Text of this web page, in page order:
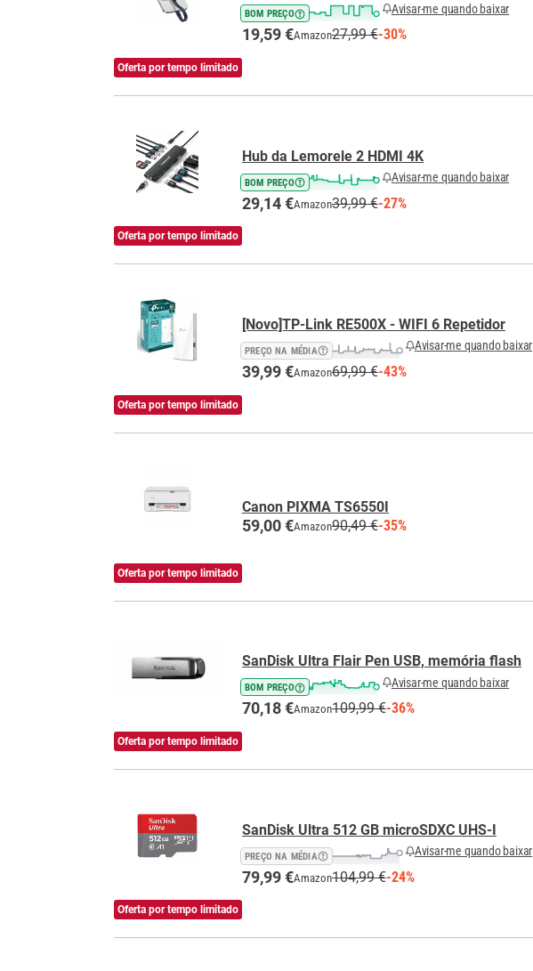
Oferta por tempo limitado
BOM PREÇO Avisar-me quando baixar
19,59 €Amazon27,99 €-30%
Oferta por tempo limitado
Hub da Lemorele 2 HDMI 4K
BOM PREÇO Avisar-me quando baixar
29,14 €Amazon39,99 €-27%
Oferta por tempo limitado
[Novo]TP-Link RE500X - WIFI 6 Repetidor
PREÇO NA MÉDIA Avisar-me quando baixar
39,99 €Amazon69,99 €-43%
Oferta por tempo limitado
Canon PIXMA TS6550I
59,00 €Amazon90,49 €-35%
Oferta por tempo limitado
SanDisk Ultra Flair Pen USB, memória flash
BOM PREÇO Avisar-me quando baixar
70,18 €Amazon109,99 €-36%
Oferta por tempo limitado
SanDisk Ultra 512 GB microSDXC UHS-I
PREÇO NA MÉDIA Avisar-me quando baixar
79,99 €Amazon104,99 €-24%